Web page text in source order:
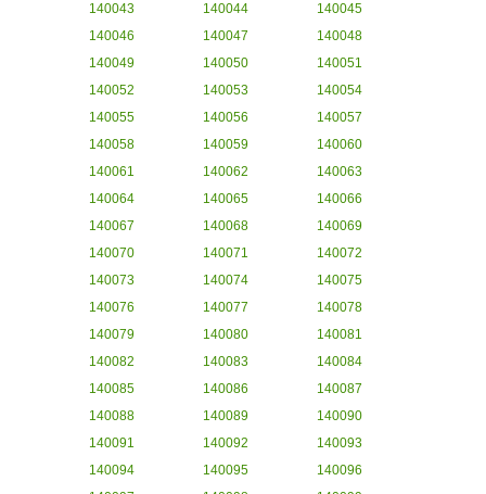
140043
140044
140045
140046
140047
140048
140049
140050
140051
140052
140053
140054
140055
140056
140057
140058
140059
140060
140061
140062
140063
140064
140065
140066
140067
140068
140069
140070
140071
140072
140073
140074
140075
140076
140077
140078
140079
140080
140081
140082
140083
140084
140085
140086
140087
140088
140089
140090
140091
140092
140093
140094
140095
140096